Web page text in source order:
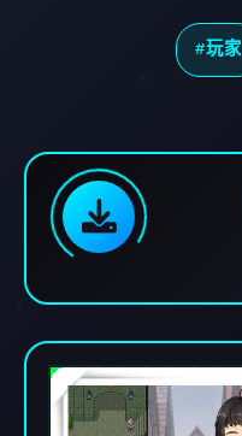
#玩家